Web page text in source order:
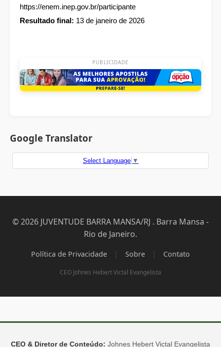
https://enem.inep.gov.br/participante
Resultado final: 13 de janeiro de 2026
PUBLICIDADE
Google Translator
Select Language ▼
© 2026 JUVENTUDE BARRA MANSA/RJ . Barra Mansa -
Rio de Janeiro.
Política de Privacidade | Sobre | Contato
CEO Johnes Hebert Victal Evangelista
CEO & Diretor de Conteúdo: Johnes Hebert Victal Evangelista